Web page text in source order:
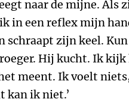
naar de mijne. Als
in een reflex mijn
schraapt zijn keel. Kun
Hij kucht. Ik kijk
meent. Ik voelt
kan ik niet.’